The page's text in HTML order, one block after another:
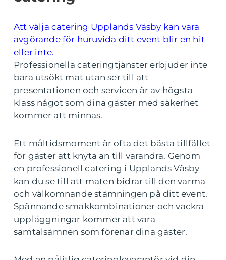
Att välja catering Upplands Väsby kan vara
avgörande för huruvida ditt event blir en hit
eller inte.
Professionella cateringtjänster erbjuder inte
bara utsökt mat utan ser till att
presentationen och servicen är av högsta
klass något som dina gäster med säkerhet
kommer att minnas.
Ett måltidsmoment är ofta det bästa tillfället
för gäster att knyta an till varandra. Genom
en professionell catering i Upplands Väsby
kan du se till att maten bidrar till den varma
och välkomnande stämningen på ditt event.
Spännande smakkombinationer och vackra
uppläggningar kommer att vara
samtalsämnen som förenar dina gäster.